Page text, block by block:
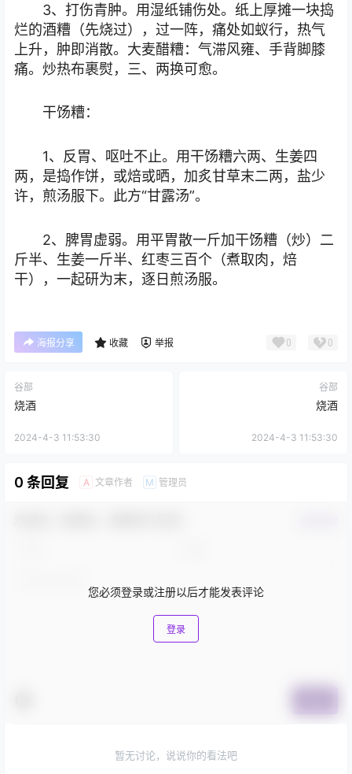
3、打伤青肿。用湿纸铺伤处。纸上厚摊一块捣
烂的酒糟（先烧过），过一阵，痛处如蚁行，热气
上升，肿即消散。大麦醋糟：气滞风雍、手背脚膝
痛。炒热布裹熨，三、两换可愈。
干饧糟：
1、反胃、呕吐不止。用干饧糟六两、生姜四
两，是捣作饼，或焙或晒，加炙甘草末二两，盐少
许，煎汤服下。此方“甘露汤”。
2、脾胃虚弱。用平胃散一斤加干饧糟（炒）二
斤半、生姜一斤半、红枣三百个（煮取肉，焙
干），一起研为末，逐日煎汤服。
海报分享 收藏 举报 0 0
谷部
烧酒
2024-4-3 11:53:30
谷部
烧酒
2024-4-3 11:53:30
0 条回复 A 文章作者 M 管理员
您必须登录或注册以后才能发表评论
登录
暂无讨论，说说你的看法吧